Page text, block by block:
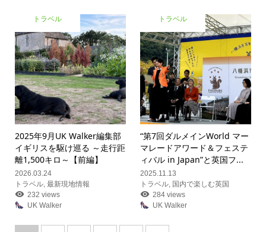
トラベル
2025年9月UK Walker編集部
イギリスを駆け巡る ～走行距
離1,500キロ～【前編】
2026.03.24
トラベル, 最新現地情報
232 views
UK Walker
トラベル
“第7回ダルメインWorld マー
マレードアワード＆フェステ
ィバル in Japan”と英国フ...
2025.11.13
トラベル, 国内で楽しむ英国
284 views
UK Walker